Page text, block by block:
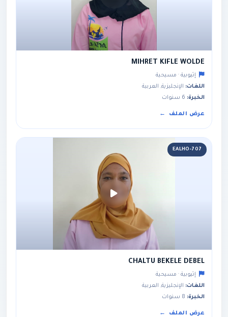
MIHRET KIFLE WOLDE
إثيوبية · مسيحية
اللغات: الإنجليزية, العربية
الخبرة:
عرض الملف
EALHO-707
CHALTU BEKELE DEBEL
إثيوبية · مسيحية
اللغات: الإنجليزية, العربية
الخبرة:
عرض الملف